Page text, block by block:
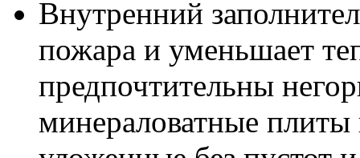
Внутренний
пожара и уменьшает
предпочтительны
минераловатные